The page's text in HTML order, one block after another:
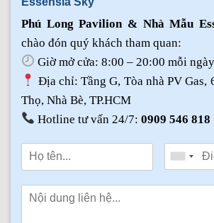
Phú Long Pavilion & Nhà Mẫu
chào đón quý khách tham quan:
Giờ mở cửa: 8:00 – 20:00 mỗi ngày
Địa chỉ: Tầng G, Tòa nhà PV Gas,
Thọ, Nhà Bè, TP.HCM
Hotline tư vấn 24/7:0909 546 818